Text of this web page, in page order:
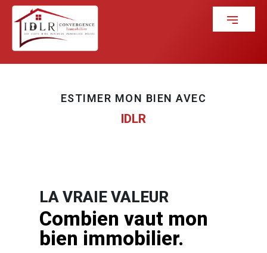
ESTIMER MON BIEN AVEC
IDLR
LA VRAIE VALEUR
Combien vaut mon
bien immobilier.